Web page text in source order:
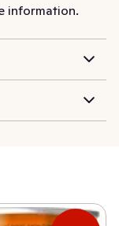
i alla fall i
passar i
information.